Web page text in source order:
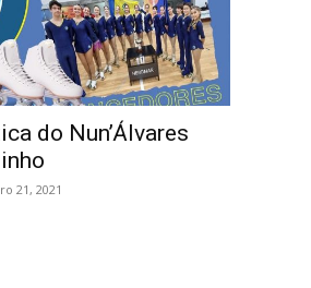
do Nun’Álvares
21, 2021